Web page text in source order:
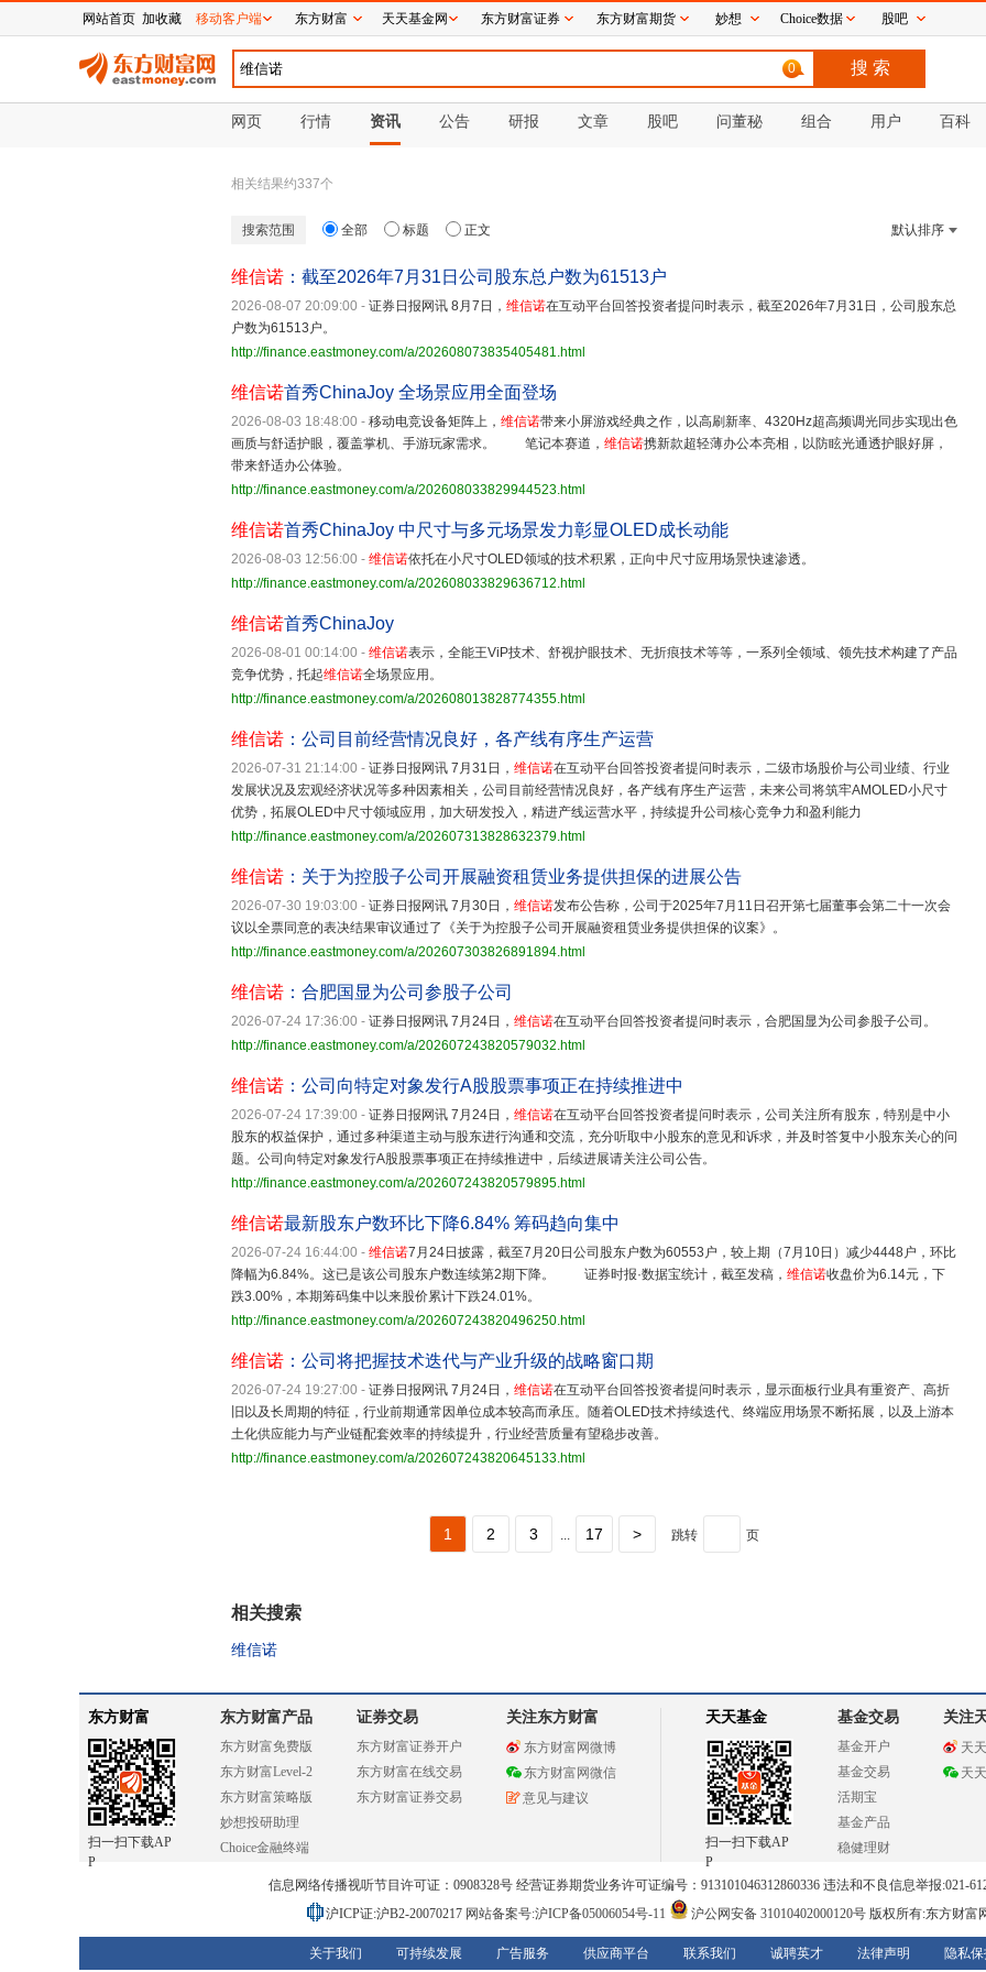
0
网页 行情 资讯 公告 研报 文章 股吧 问董秘 组合 用户 百科
相关结果约337个
搜索范围 全部 标题 正文 默认排序
维信诺 ：截至2026年7月31日公司股东总户数为61513户
2026-08-07 20:09:00 - 证券日报网讯 8月7日， 维信诺在互动平台回答投资者提问时表示，截至2026年7月31日，公司股东总
户数为61513户。
http://finance.eastmoney.com/a/202608073835405481.html
维信诺首秀ChinaJoy 全场景应用全面登场
2026-08-03 18:48:00 - 移动电竞设备矩阵上， 维信诺带来小屏游戏经典之作，以高刷新率、4320Hz超高频调光同步实现出色
画质与舒适护眼，覆盖掌机、手游玩家需求。 笔记本赛道， 维信诺携新款超轻薄办公本亮相，以防眩光通透护眼好屏，
带来舒适办公体验。
http://finance.eastmoney.com/a/202608033829944523.html
维信诺首秀ChinaJoy 中尺寸与多元场景发力彰显OLED成长动能
2026-08-03 12:56:00 - 维信诺依托在小尺寸OLED领域的技术积累，正向中尺寸应用场景快速渗透。
http://finance.eastmoney.com/a/202608033829636712.html
维信诺首秀ChinaJoy
2026-08-01 00:14:00 - 维信诺表示，全能王ViP技术、舒视护眼技术、无折痕技术等等，一系列全领域、领先技术构建了产品
竞争优势，托起维信诺全场景应用。
http://finance.eastmoney.com/a/202608013828774355.html
维信诺 ：公司目前经营情况良好，各产线有序生产运营
2026-07-31 21:14:00 - 证券日报网讯 7月31日， 维信诺在互动平台回答投资者提问时表示，二级市场股价与公司业绩、行业
发展状况及宏观经济状况等多种因素相关，公司目前经营情况良好，各产线有序生产运营，未来公司将筑牢AMOLED小尺寸
优势，拓展OLED中尺寸领域应用，加大研发投入，精进产线运营水平，持续提升公司核心竞争力和盈利能力
http://finance.eastmoney.com/a/202607313828632379.html
维信诺 ：关于为控股子公司开展融资租赁业务提供担保的进展公告
2026-07-30 19:03:00 - 证券日报网讯 7月30日， 维信诺发布公告称，公司于2025年7月11日召开第七届董事会第二十一次会
议以全票同意的表决结果审议通过了《关于为控股子公司开展融资租赁业务提供担保的议案》。
http://finance.eastmoney.com/a/202607303826891894.html
维信诺 ：合肥国显为公司参股子公司
2026-07-24 17:36:00 - 证券日报网讯 7月24日， 维信诺在互动平台回答投资者提问时表示，合肥国显为公司参股子公司。
http://finance.eastmoney.com/a/202607243820579032.html
维信诺 ：公司向特定对象发行A股股票事项正在持续推进中
2026-07-24 17:39:00 - 证券日报网讯 7月24日， 维信诺在互动平台回答投资者提问时表示，公司关注所有股东，特别是中小
股东的权益保护，通过多种渠道主动与股东进行沟通和交流，充分听取中小股东的意见和诉求，并及时答复中小股东关心的问
题。公司向特定对象发行A股股票事项正在持续推进中，后续进展请关注公司公告。
http://finance.eastmoney.com/a/202607243820579895.html
维信诺最新股东户数环比下降6.84% 筹码趋向集中
2026-07-24 16:44:00 - 维信诺7月24日披露，截至7月20日公司股东户数为60553户，较上期（7月10日）减少4448户，环比
降幅为6.84%。这已是该公司股东户数连续第2期下降。 证券时报·数据宝统计，截至发稿， 维信诺收盘价为6.14元，下
跌3.00%，本期筹码集中以来股价累计下跌24.01%。
http://finance.eastmoney.com/a/202607243820496250.html
维信诺 ：公司将把握技术迭代与产业升级的战略窗口期
2026-07-24 19:27:00 - 证券日报网讯 7月24日， 维信诺在互动平台回答投资者提问时表示，显示面板行业具有重资产、高折
旧以及长周期的特征，行业前期通常因单位成本较高而承压。随着OLED技术持续迭代、终端应用场景不断拓展，以及上游本
土化供应能力与产业链配套效率的持续提升，行业经营质量有望稳步改善。
http://finance.eastmoney.com/a/202607243820645133.html
1 2 3 ... 17 > 跳转 页
相关搜索
维信诺
东方财富
扫一扫下载AP
P
东方财富产品
东方财富免费版
东方财富Level-2
东方财富策略版
妙想投研助理
Choice金融终端
证券交易
东方财富证券开户
东方财富在线交易
东方财富证券交易
关注东方财富
东方财富网微博
东方财富网微信
意见与建议
天天基金
扫一扫下载AP
P
基金交易
基金开户
基金交易
活期宝
基金产品
稳健理财
关注
天
天
信息网络传播视听节目许可证：0908328号 经营证券期货业务许可证编号：913101046312860336 违法和不良信息举报:021-
沪ICP证:沪B2-20070217 网站备案号:沪ICP备05006054号-11 沪公网安备 31010402000120号版权所有:东方财富
关于我们 可持续发展 广告服务 供应商平台 联系我们 诚聘英才 法律声明 隐私保
网站首页 加收藏 移动客户端 东方财富 天天基金网 东方财富证券 东方财富期货 妙想 Choice数据 股吧